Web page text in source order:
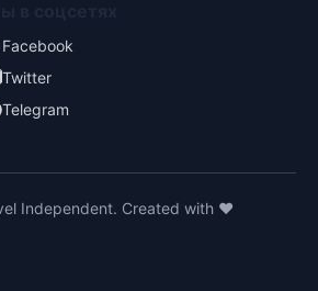
Facebook
Twitter
Telegram
Independent. Created with ❤️